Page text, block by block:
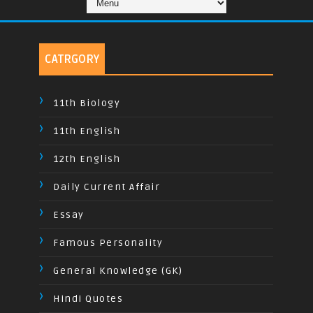
CATRGORY
11th Biology
11th English
12th English
Daily Current Affair
Essay
Famous Personality
General Knowledge (GK)
Hindi Quotes